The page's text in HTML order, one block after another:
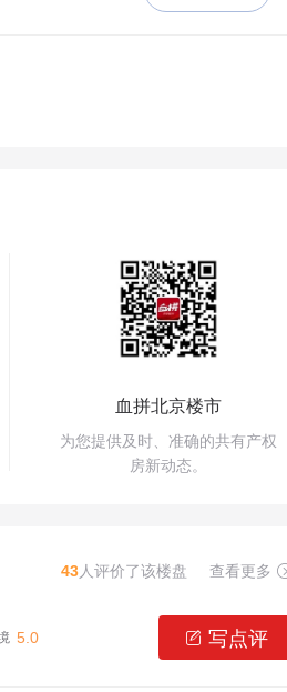
血拼北京楼市
为您提供及时、准确的共有产权
房新动态。
43人评价了该楼盘 查看更多
5.0  写点评